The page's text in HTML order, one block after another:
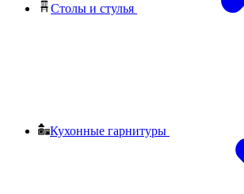
Столы и стулья
Кухонные гарнитуры